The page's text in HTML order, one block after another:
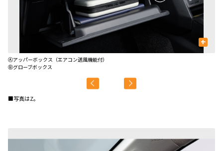
+
Ⓐアッパーボックス（エアコン送風機能付）
Ⓑグローブボックス
■写真はZ。